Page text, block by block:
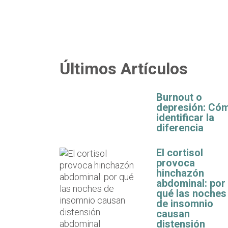
Últimos Artículos
Burnout o
depresión:
identificar la
diferencia
El cortisol
provoca
hinchazón
abdominal: por
qué las noches
de insomnio
causan
distensión